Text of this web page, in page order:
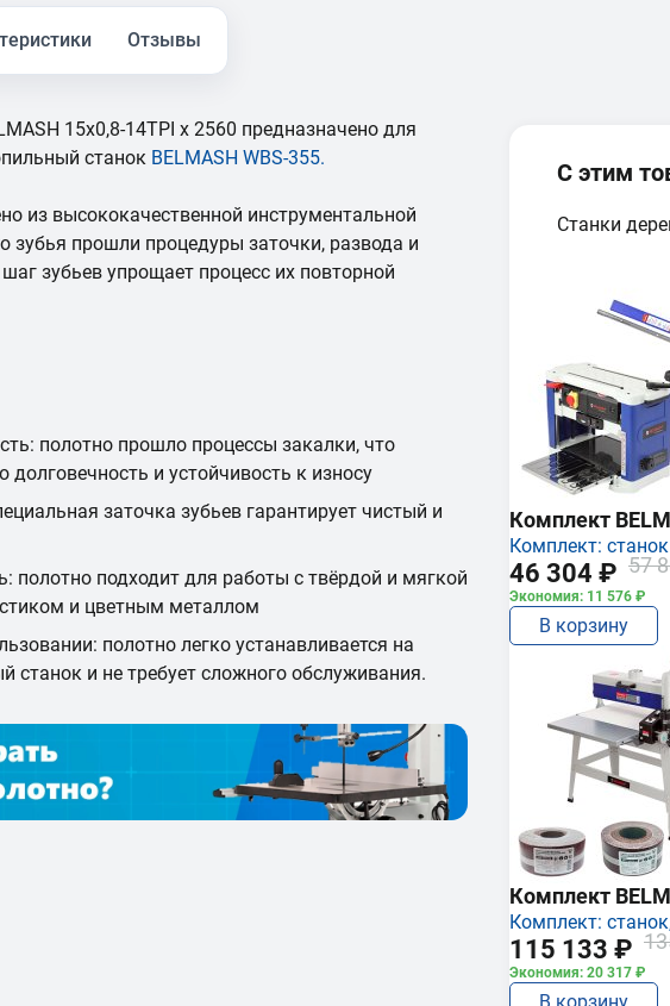
Отзывы
15x0,8-14TPI x 2560 предназначено для
станок BELMASH WBS-355.
из высококачественной инструментальной
зубья прошли процедуры заточки, развода и
зубьев упрощает процесс их повторной
полотно прошло процессы закалки, что
долговечность и устойчивость к износу
заточка зубьев гарантирует чистый и
полотно подходит для работы с твёрдой и мягкой
и цветным металлом
полотно легко устанавливается на
станок и не требует сложного обслуживания.
С этим
Станки
Комплект
Комплект:
46 304 ₽ 57
Экономия: 11 576 ₽
В корзину
Комплект
Комплект:
115 133 ₽
Экономия: 20 317 ₽